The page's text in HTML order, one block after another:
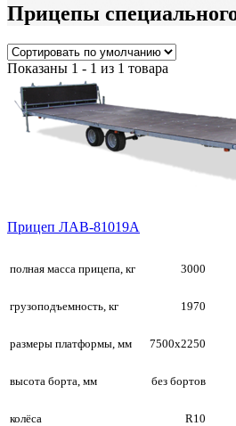
Прицепы
Показаны 1 - 1 из 1 товара
Прицеп ЛАВ-81019А
полная масса прицепа, кг 3000
грузоподъемность, кг 1970
размеры платформы, мм 7500х2250
высота борта, мм без бортов
колёса R10